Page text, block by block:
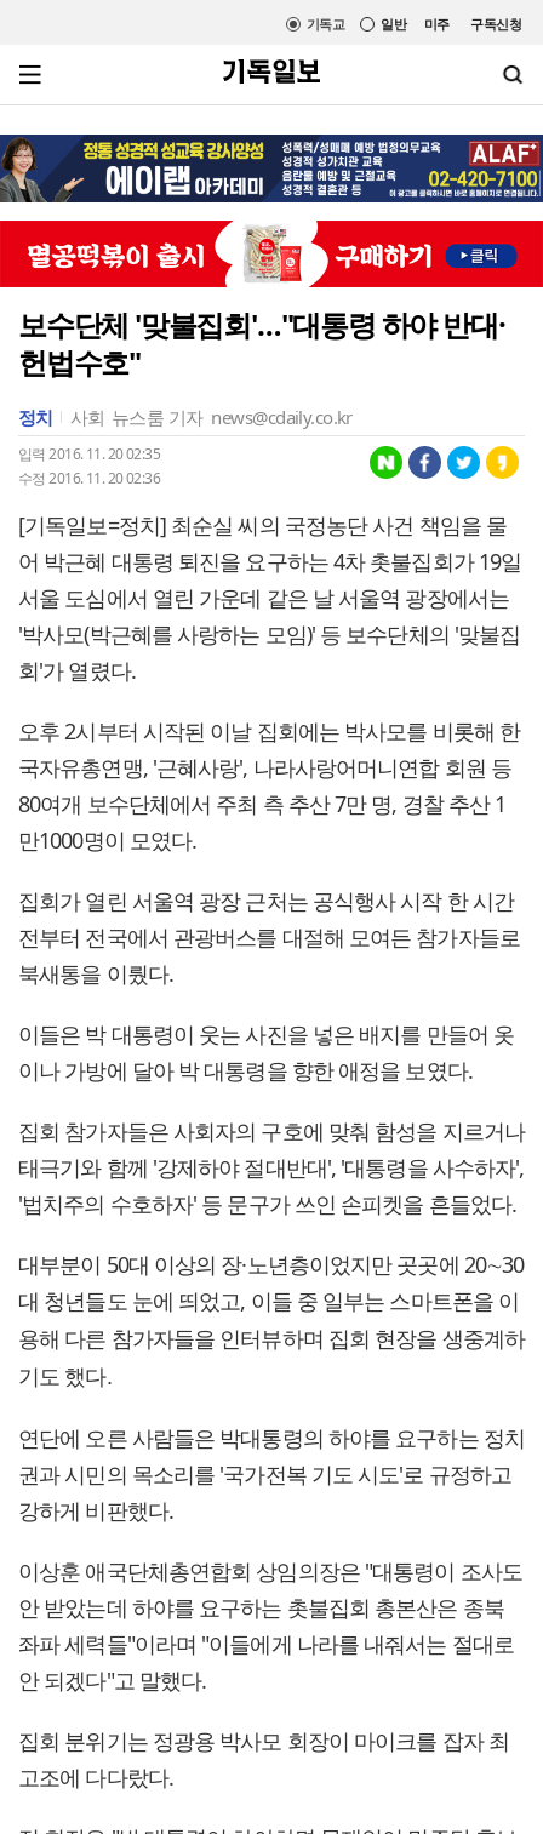
미주 구독신청
일반
기독교
보수단체 '맞불집회'…"대통령 하야 반대·
헌법수호"
정치 사회 뉴스룸 기자 news@cdaily.co.kr
입력 2016. 11. 20 02:35
수정 2016. 11. 20 02:36
[기독일보=정치] 최순실 씨의 국정농단 사건 책임을 물
어 박근혜 대통령 퇴진을 요구하는 4차 촛불집회가 19일
서울 도심에서 열린 가운데 같은 날 서울역 광장에서는
'박사모(박근혜를 사랑하는 모임)' 등 보수단체의 '맞불집
회'가 열렸다.
오후 2시부터 시작된 이날 집회에는 박사모를 비롯해 한
국자유총연맹, '근혜사랑', 나라사랑어머니연합 회원 등
80여개 보수단체에서 주최 측 추산 7만 명, 경찰 추산 1
만1000명이 모였다.
집회가 열린 서울역 광장 근처는 공식행사 시작 한 시간
전부터 전국에서 관광버스를 대절해 모여든 참가자들로
북새통을 이뤘다.
이들은 박 대통령이 웃는 사진을 넣은 배지를 만들어 옷
이나 가방에 달아 박 대통령을 향한 애정을 보였다.
집회 참가자들은 사회자의 구호에 맞춰 함성을 지르거나
태극기와 함께 '강제하야 절대반대', '대통령을 사수하자',
'법치주의 수호하자' 등 문구가 쓰인 손피켓을 흔들었다.
대부분이 50대 이상의 장·노년층이었지만 곳곳에 20∼30
대 청년들도 눈에 띄었고, 이들 중 일부는 스마트폰을 이
용해 다른 참가자들을 인터뷰하며 집회 현장을 생중계하
기도 했다.
연단에 오른 사람들은 박대통령의 하야를 요구하는 정치
권과 시민의 목소리를 '국가전복 기도 시도'로 규정하고
강하게 비판했다.
이상훈 애국단체총연합회 상임의장은 "대통령이 조사도
안 받았는데 하야를 요구하는 촛불집회 총본산은 종북
좌파 세력들"이라며 "이들에게 나라를 내줘서는 절대로
안 되겠다"고 말했다.
집회 분위기는 정광용 박사모 회장이 마이크를 잡자 최
고조에 다다랐다.